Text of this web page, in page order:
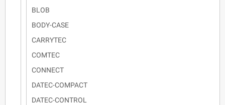
BLOB
BODY-CASE
CARRYTEC
COMTEC
CONNECT
DATEC-COMPACT
DATEC-CONTROL